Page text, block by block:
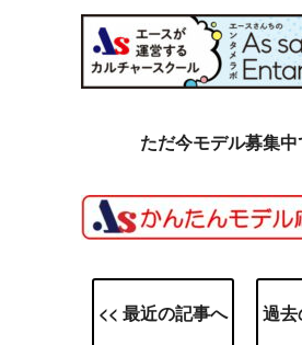
ただ今モデル募集中
<< 最近の記事へ 過去